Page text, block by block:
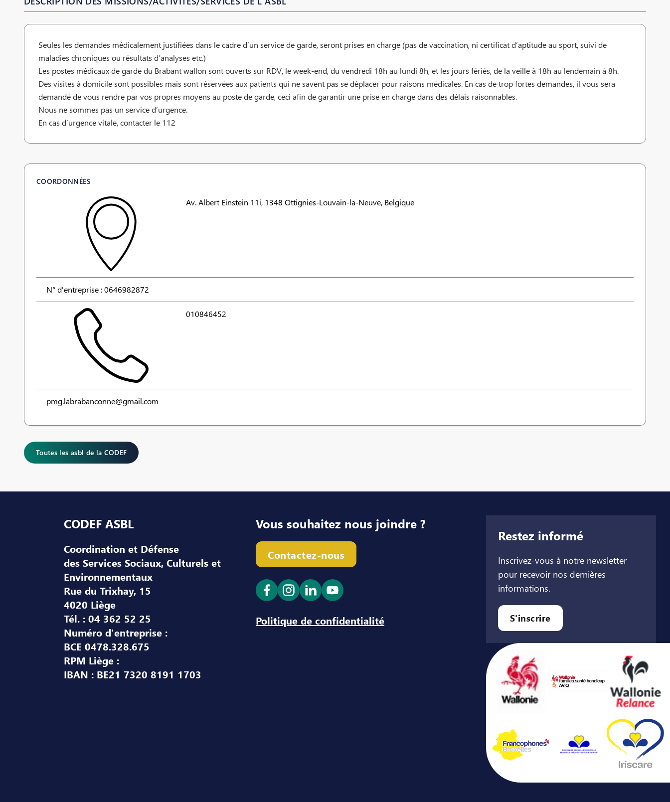
Seules les demandes médicalement justifiées dans le cadre d’un service de garde, seront prises en charge (pas de vaccination, ni certificat d’aptitude au sport, suivi de
maladies chroniques ou résultats d’analyses etc.)
Les postes médicaux de garde du Brabant wallon sont ouverts sur RDV, le week-end, du vendredi 18h au lundi 8h, et les jours fériés, de la veille à 18h au lendemain à 8h.
Des visites à domicile sont possibles mais sont réservées aux patients qui ne savent pas se déplacer pour raisons médicales. En cas de trop fortes demandes, il vous sera
demandé de vous rendre par vos propres moyens au poste de garde, ceci afin de garantir une prise en charge dans des délais raisonnables.
Nous ne sommes pas un service d’urgence.
En cas d’urgence vitale, contacter le 112
COORDONNÉES
Av. Albert Einstein 11i, 1348 Ottignies-Louvain-la-Neuve, Belgique
N° d'entreprise : 0646982872
010846452
pmg.labrabanconne@gmail.com
Toutes les asbl de la CODEF
Pied de page
CODEF ASBL
Coordination et Défense
des Services Sociaux, Culturels et
Environnementaux
Rue du Trixhay, 15
4020 Liège
Tél. : 04 362 52 25
Numéro d'entreprise :
BCE 0478.328.675
RPM Liège :
IBAN : BE21 7320 8191 1703
Vous souhaitez nous joindre ?
Contactez-nous
Ouvrir le lien dans un nouvel onglet
Ouvrir le lien dans un nouvel onglet
Ouvrir le lien dans un nouvel onglet
Ouvrir le lien dans un nouvel onglet
Politique de confidentialité
Restez informé
Inscrivez-vous à notre newsletter
pour recevoir nos dernières
informations.
S'inscrire
Avec le soutien de ...